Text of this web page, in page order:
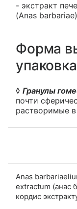
- экстракт
(Anas
Форма
упаковка
◊ Гранулы
почти
растворимые
Anas
extractum (анас
кордис